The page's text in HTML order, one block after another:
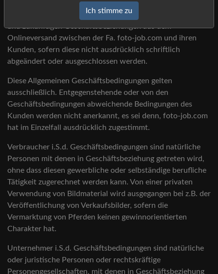
Diese Geschäftsbedingungen gelten für alle gegenwärtigen
und zukünftigen Geschäftsbeziehungen aus dem
Onlineversand zwischen der Fa. foto-job.com und ihren
Kunden, sofern diese nicht ausdrücklich schriftlich
abgeändert oder ausgeschlossen werden.
Diese Allgemeinen Geschäftsbedingungen gelten
ausschließlich. Entgegenstehende oder von den
Geschäftsbedingungen abweichende Bedingungen des
Kunden werden nicht anerkannt, es sei denn, foto-job.com
hat im Einzelfall ausdrücklich zugestimmt.
Verbraucher i.S.d. Geschäftsbedingungen sind natürliche
Personen mit denen in Geschäftsbeziehung getreten wird,
ohne dass diesen gewerbliche oder selbständige berufliche
Tätigkeit zugerechnet werden kann. Von einer privaten
Verwendung von Bildmaterial wird ausgegangen bei z.B. der
Veröffentlichung von Verkaufsbilder, sofern die
Vermarktung von Pferden keinen gewinnorientierten
Charakter hat.
Unternehmer i.S.d. Geschäftsbedingungen sind natürliche
oder juristische Personen oder rechtskräftige
Personengesellschaften, mit denen in Geschäftsbeziehung
Ich stimme zu